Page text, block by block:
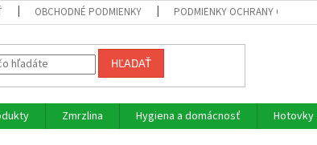
OBCHODNÉ PODMIENKY PODMIENKY OCHRANY
HĽADAŤ
Zmrzlina Hygiena a domácnosť Hotovky